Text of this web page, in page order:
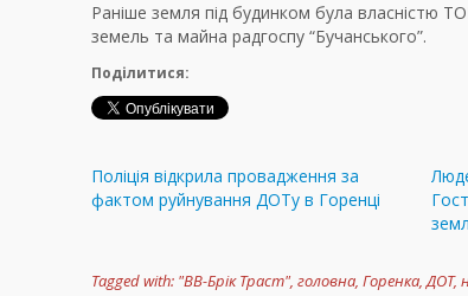
Раніше земля під будинком була власністю
земель та майна радгоспу “Бучанського”.
Поділитися:
Поліція відкрила провадження за
фактом руйнування ДОТу в Горенці
Tagged with: "ВВ-Брік Траст", головна, Горенка,ДОТ,